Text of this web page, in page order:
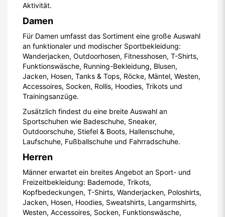
Aktivität.
Damen
Für Damen umfasst das Sortiment eine große Auswahl
an funktionaler und modischer Sportbekleidung:
Wanderjacken, Outdoorhosen, Fitnesshosen, T-Shirts,
Funktionswäsche, Running-Bekleidung, Blusen,
Jacken, Hosen, Tanks & Tops, Röcke, Mäntel, Westen,
Accessoires, Socken, Rollis, Hoodies, Trikots und
Trainingsanzüge.
Zusätzlich findest du eine breite Auswahl an
Sportschuhen wie Badeschuhe, Sneaker,
Outdoorschuhe, Stiefel & Boots, Hallenschuhe,
Laufschuhe, Fußballschuhe und Fahrradschuhe.
Herren
Männer erwartet ein breites Angebot an Sport- und
Freizeitbekleidung: Bademode, Trikots,
Kopfbedeckungen, T-Shirts, Wanderjacken, Poloshirts,
Jacken, Hosen, Hoodies, Sweatshirts, Langarmshirts,
Westen, Accessoires, Socken, Funktionswäsche,